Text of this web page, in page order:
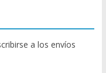
a los envíos